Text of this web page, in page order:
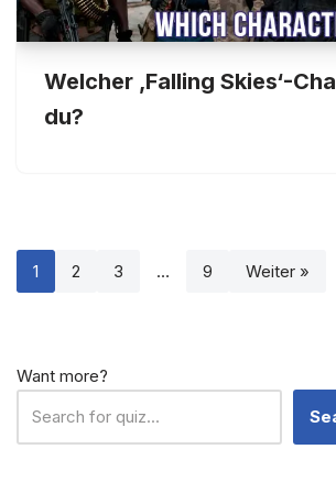
Welcher ‚Falling Skies‘-
du?
1 2 3 … 9 Weiter »
Want more?